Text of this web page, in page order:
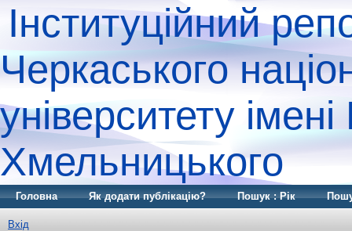
Інституційний
Черкаського
університету
Хмельницького
Головна Як додати публікацію? Пошук : Рік
Вхід